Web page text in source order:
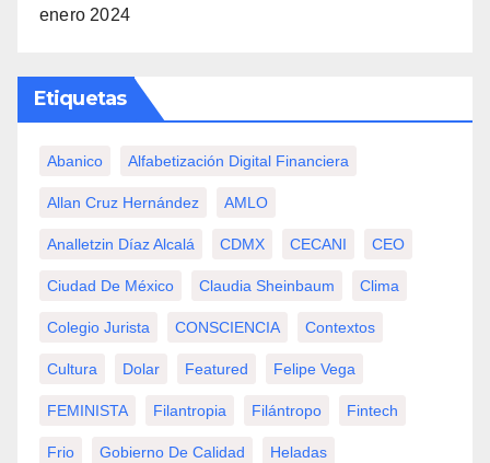
enero 2024
Etiquetas
Abanico Alfabetización Digital Financiera
Allan Cruz Hernández AMLO
Analletzin Díaz Alcalá CDMX CECANI CEO
Ciudad De México Claudia Sheinbaum Clima
Colegio Jurista CONSCIENCIA Contextos
Cultura Dolar Featured Felipe Vega
FEMINISTA Filantropia Filántropo Fintech
Frio Gobierno De Calidad Heladas